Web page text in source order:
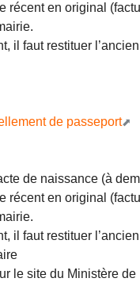
récent en original
il faut restituer
de passeport
de naissance (à
récent en original
il faut restituer
le site du Ministère de